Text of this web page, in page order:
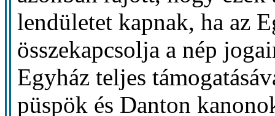
lendületet kapnak, ha az
összekapcsolja a nép
Egyház teljes
püspök és Danton